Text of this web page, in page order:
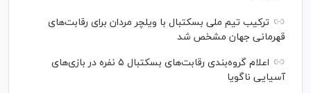
ترکیب تیم ملی بسکتبال با ویلچر مردان برای رقابت‌های
قهرمانی جهان مشخص شد
اعلام گروه‌بندی رقابت‌های بسکتبال ۵ نفره در بازی‌های
آسیایی ناگویا